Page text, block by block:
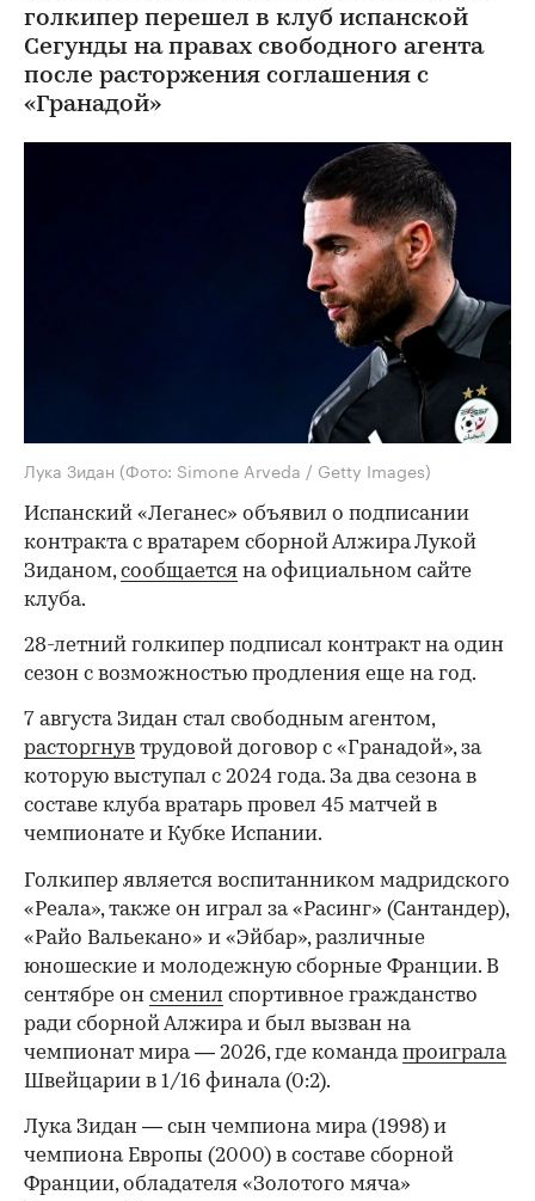
голкипер перешел в клуб испанской
Сегунды на правах свободного агента
после расторжения соглашения с
«Гранадой»
Лука Зидан (Фото: Simone Arveda / Getty Images)
Испанский «Леганес» объявил о подписании
контракта с вратарем сборной Алжира Лукой
Зиданом,сообщается на официальном сайте
клуба.
28-летний голкипер подписал контракт на один
сезон с возможностью продления еще на год.
7 августа Зидан стал свободным агентом,
расторгнув трудовой договор с «Гранадой», за
которую выступал с 2024 года. За два сезона в
составе клуба вратарь провел 45 матчей в
чемпионате и Кубке Испании.
Голкипер является воспитанником мадридского
«Реала», также он играл за «Расинг» (Сантандер),
«Райо Вальекано» и «Эйбар», различные
юношеские и молодежную сборные Франции. В
сентябре он сменил спортивное гражданство
ради сборной Алжира и был вызван на
чемпионат мира — 2026, где командапроиграла
Швейцарии в 1/16 финала (0:2).
Лука Зидан — сын чемпиона мира (1998) и
чемпиона Европы (2000) в составе сборной
Франции, обладателя «Золотого мяча»